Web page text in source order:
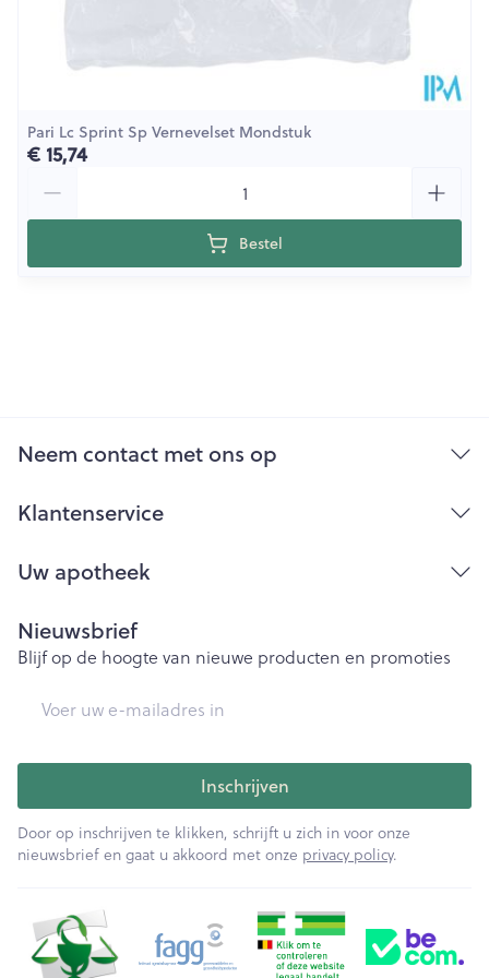
Pari Lc Sprint Sp Vernevelset Mondstuk
€ 15,74
Bestel
Neem contact met ons op
Klantenservice
Uw apotheek
Nieuwsbrief
Blijf op de hoogte van nieuwe producten en promoties
Inschrijven
Door op inschrijven te klikken, schrijft u zich in voor onze
nieuwsbrief en gaat u akkoord met onze privacy policy.